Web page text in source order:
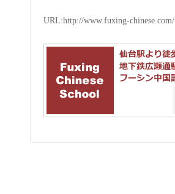
URL:http://www.fuxing-chinese.com/